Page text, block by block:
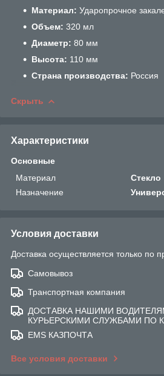
Материал: Ударопрочное
Объем: 320 мл
Диаметр: 80 мм
Высота: 110 мм
Страна производства: Россия
Скрыть
Характеристики
Основные
Материал
Стекло
Назначение
Условия доставки
Доставка осуществляется только по
Самовывоз
Транспортная компания
ДОСТАВКА НАШИМИ
КУРЬЕРСКИМИ СЛУЖБАМИ ПО
EMS КАЗПОЧТА
Все условия доставки